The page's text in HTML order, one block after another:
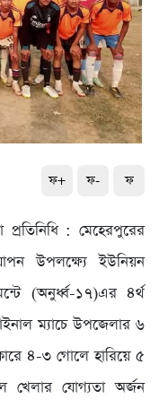
ফ+ ফ- ফ
: মেহেরপুরের
উপলক্ষ্যে ইউনিয়ন
(অনুর্ধ্ব-১৭)এর ৪র্থ
ম্যাচে উপজেলার ৬
৪-৩ গোলে হারিয়ে ৫
খেলার যোগ্যতা অর্জন